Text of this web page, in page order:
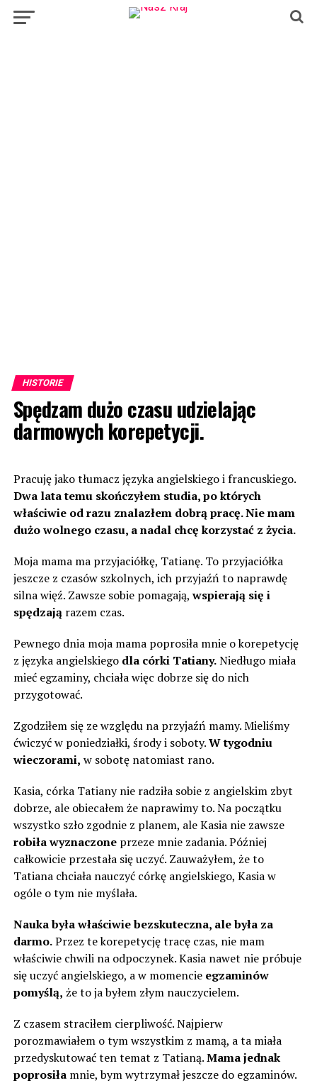
HISTORIE
Spędzam dużo czasu udzielając
darmowych korepetycji.
Pracuję jako tłumacz języka angielskiego i francuskiego.
Dwa lata temu skończyłem studia, po których
właściwie od razu znalazłem dobrą pracę. Nie mam
dużo wolnego czasu, a nadal chcę korzystać z życia.
Moja mama ma przyjaciółkę, Tatianę. To przyjaciółka
jeszcze z czasów szkolnych, ich przyjaźń to naprawdę
silna więź. Zawsze sobie pomagają,wspierają się i
spędzająrazem czas.
Pewnego dnia moja mama poprosiła mnie o korepetycję
z języka angielskiego dla córki Tatiany.Niedługo miała
mieć egzaminy, chciała więc dobrze się do nich
przygotować.
Zgodziłem się ze względu na przyjaźń mamy. Mieliśmy
ćwiczyć w poniedziałki, środy i soboty.W tygodniu
wieczorami, w sobotę natomiast rano.
Kasia, córka Tatiany nie radziła sobie z angielskim zbyt
dobrze, ale obiecałem że naprawimy to. Na początku
wszystko szło zgodnie z planem, ale Kasia nie zawsze
robiła wyznaczoneprzeze mnie zadania. Później
całkowicie przestała się uczyć. Zauważyłem, że to
Tatiana chciała nauczyć córkę angielskiego, Kasia w
ogóle o tym nie myślała.
Nauka była właściwie bezskuteczna, ale była za
darmo.Przez te korepetycję tracę czas, nie mam
właściwie chwili na odpoczynek. Kasia nawet nie próbuje
się uczyć angielskiego, a w momencie egzaminów
pomyślą, że to ja byłem złym nauczycielem.
Z czasem straciłem cierpliwość. Najpierw
porozmawiałem o tym wszystkim z mamą, a ta miała
przedyskutować ten temat z Tatianą.Mama jednak
poprosiłamnie, bym wytrzymał jeszcze do egzaminów.